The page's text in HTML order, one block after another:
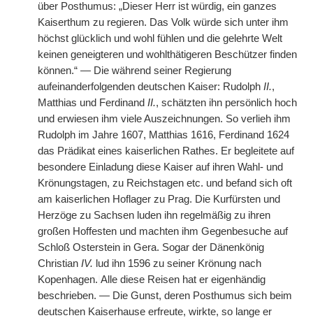
über Posthumus: „Dieser Herr ist würdig, ein ganzes
Kaiserthum zu regieren. Das Volk würde sich unter ihm
höchst glücklich und wohl fühlen und die gelehrte Welt
keinen geneigteren und wohlthätigeren Beschützer finden
können.“ — Die während seiner Regierung
aufeinanderfolgenden deutschen Kaiser: Rudolph II.,
Matthias und Ferdinand II., schätzten ihn persönlich hoch
und erwiesen ihm viele Auszeichnungen. So verlieh ihm
Rudolph im Jahre 1607, Matthias 1616, Ferdinand 1624
das Prädikat eines kaiserlichen Rathes. Er begleitete auf
besondere Einladung diese Kaiser auf ihren Wahl- und
Krönungstagen, zu Reichstagen etc. und befand sich oft
am kaiserlichen Hoflager zu Prag. Die Kurfürsten und
Herzöge zu Sachsen luden ihn regelmäßig zu ihren
großen Hoffesten und machten ihm Gegenbesuche auf
Schloß Osterstein in Gera. Sogar der Dänenkönig
Christian IV. lud ihn 1596 zu seiner Krönung nach
Kopenhagen. Alle diese Reisen hat er eigenhändig
beschrieben. — Die Gunst, deren Posthumus sich beim
deutschen Kaiserhause erfreute, wirkte, so lange er